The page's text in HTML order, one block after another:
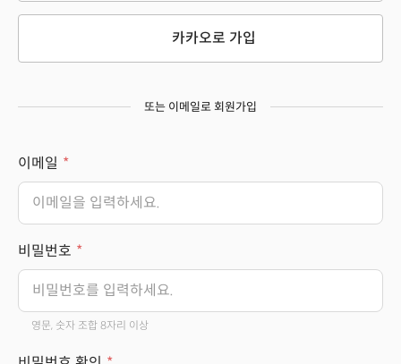
카카오로 가입
또는 이메일로 회원가입
이메일
비밀번호
영문, 숫자 조합 8자리 이상